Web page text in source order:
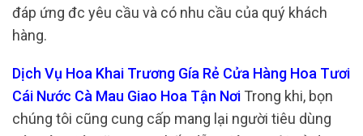
đáp ứng đc yêu cầu và có nhu cầu của quý khách
hàng.
Dịch Vụ Hoa Khai Trương Gía Rẻ Cửa Hàng Hoa Tươi
Cái Nước Cà Mau Giao Hoa Tận Nơi Trong khi, bọn
chúng tôi cũng cung cấp mang lại người tiêu dùng